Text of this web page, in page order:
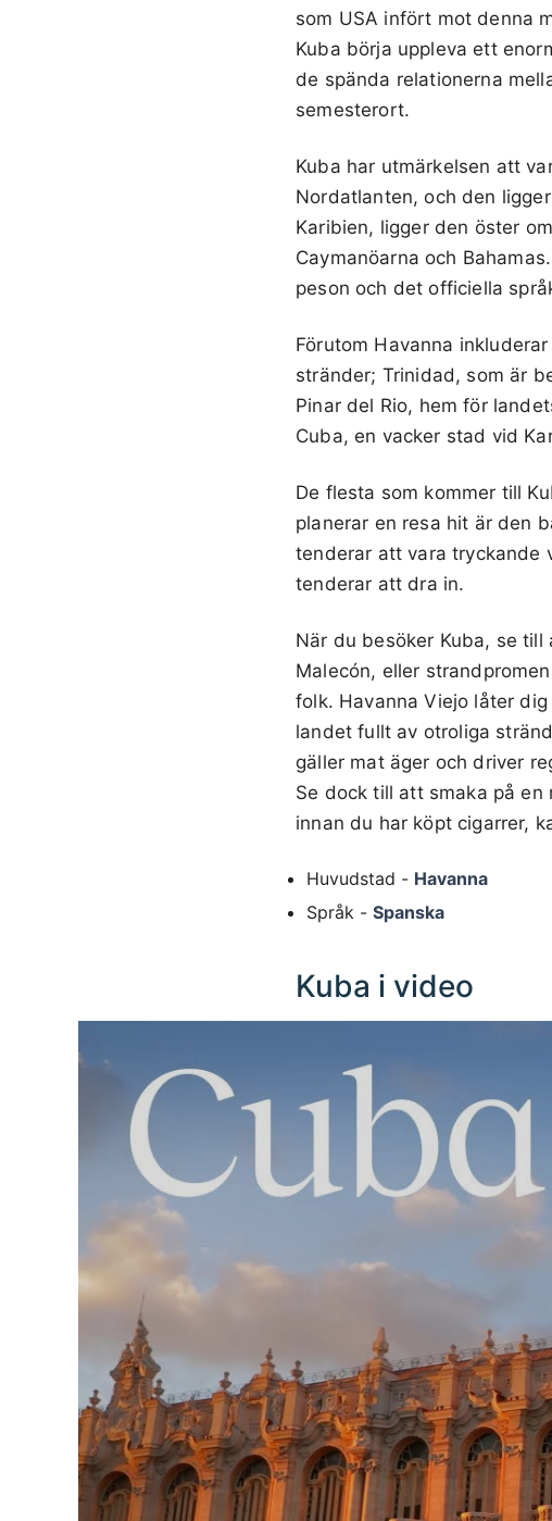
som USA infört mot denna
Kuba börja uppleva ett
de spända relationerna
semesterort.
Kuba har utmärkelsen att
Nordatlanten, och den
Karibien, ligger den öster
Caymanöarna och
peson och det officiella
Förutom Havanna
stränder; Trinidad, som är
Pinar del Rio, hem för
Cuba, en vacker stad vid
De flesta som kommer till
planerar en resa hit är den
tenderar att vara tryckande
tenderar att dra in.
När du besöker Kuba, se
Malecón, eller
folk. Havanna Viejo låter
landet fullt av otroliga
gäller mat äger och driver
Se dock till att smaka på en
innan du har köpt cigarrer,
Huvudstad - Havanna
Språk - Spanska
Kuba i video